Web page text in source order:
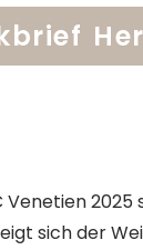
sich der